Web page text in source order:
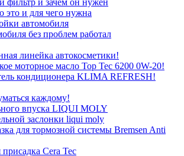
фильтр и зачем он нужен
это и для чего нужна
автомобиля
без проблем работал
линейка автокосметики!
моторное масло Top Tec 6200 0W-20!
кондиционера KLIMA REFRESH!
каждому!
впуска LIQUI MOLY
заслонки liqui moly
для тормозной системы Bremsen Anti
Cera Tec